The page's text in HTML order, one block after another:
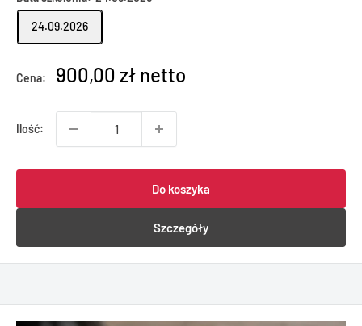
24.09.2026
Cena: 900,00 zł netto
Ilość:
Do koszyka
Szczegóły